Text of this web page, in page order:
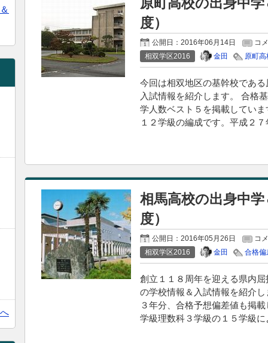
原町高校の出身中
度）
公開日：2016年06月14日
コ
相双学区2016
金田 原町高
今回は相双地区の基幹校であ
入試情報を紹介します。 合格
学人数ベスト５を掲載してい
１２学級の編成です。平成２
相馬高校の出身中
度）
公開日：2016年05月26日
コ
相双学区2016
金田 合格偏
創立１１８周年を迎える県内
の学校情報＆入試情報を紹介
３年分、合格予想偏差値も掲
学級理数科３学級の１５学級